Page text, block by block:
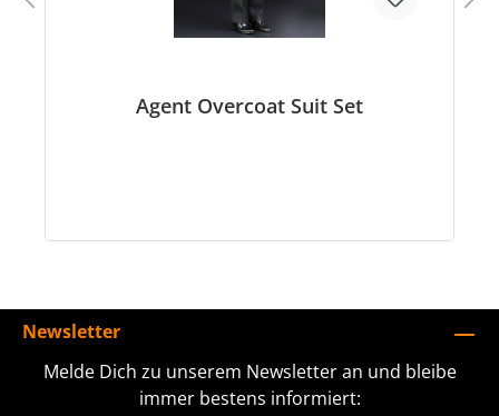
Agent Overcoat Suit Set
Newsletter
Melde Dich zu unserem Newsletter an und bleibe
immer bestens informiert: